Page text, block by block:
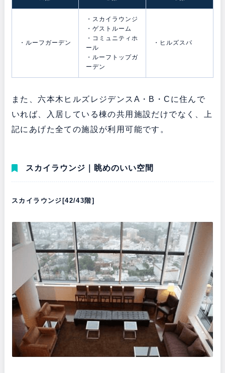
・ルーフガーデン
・スカイラウンジ
・ゲストルーム
・コミュニティホ
ール
・ルーフトップガ
ーデン
・ヒルズスパ
また、六本木ヒルズレジデンスA・B・Cに住んで
いれば、入居している棟の共用施設だけでなく、上
記にあげた全ての施設が利用可能です。
スカイラウンジ｜眺めのいい空間
スカイラウンジ[42/43階]